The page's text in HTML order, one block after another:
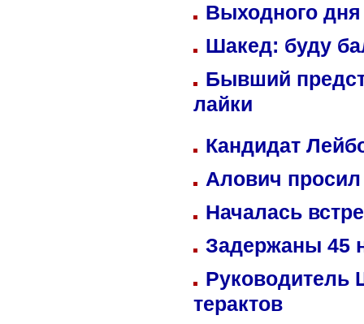
Выходного
Шакед: буду
Бывший
лайки
Кандидат
Алович просил
Началась
Задержаны 45
Руководитель
терактов